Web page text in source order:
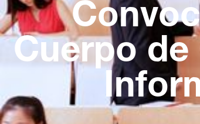
Cuerpo de